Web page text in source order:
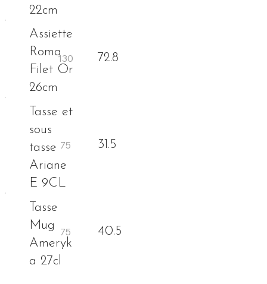
22cm
Assiette
Roma
Filet Or
26cm
72.8
Tasse et
sous
tasse
Ariane
E 9CL
31.5
Tasse
Mug
Ameryk
a 27cl
40.5